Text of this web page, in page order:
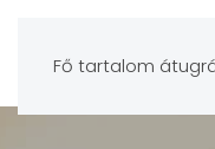
Fő tartalom